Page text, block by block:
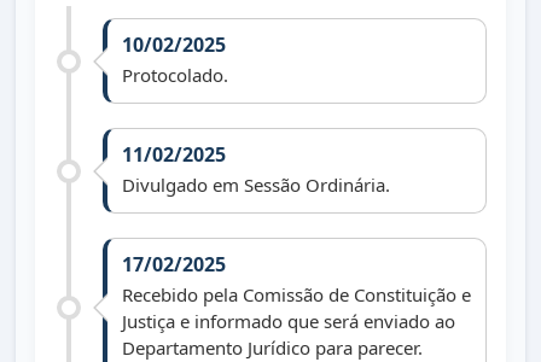
10/02/2025
Protocolado.
11/02/2025
Divulgado em Sessão Ordinária.
17/02/2025
Recebido pela Comissão de Constituição e
Justiça e informado que será enviado ao
Departamento Jurídico para parecer.